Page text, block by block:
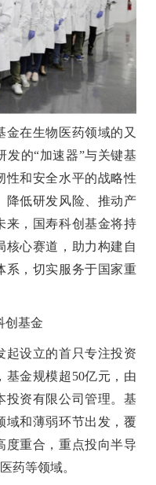
在生物医药领域的又
发的“加速器”与关键基
性和安全水平的战略性
降低研发风险、推动产
来，国寿科创基金将持
核心赛道，助力构建自
系，切实服务于国家重
创基金
起设立的首只专注投资
金规模超50亿元，由
投资有限公司管理。基
域和薄弱环节出发，覆
度重合，重点投向半导
药等领域。